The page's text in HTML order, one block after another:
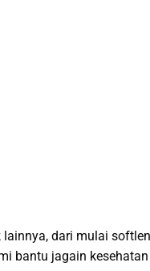
dari mulai
bantu jagain kesehatan